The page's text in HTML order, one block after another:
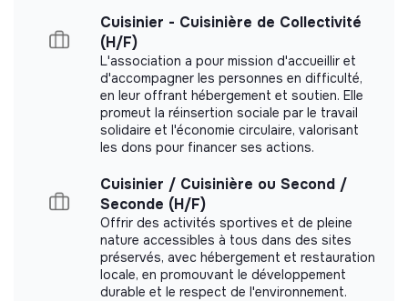
Avantages : -20% sur toute la boutique, prime possible
selon les performances, mutuelle prise en charge à 50%
Labels and certifications
This structure did not communicate to us the
labels or certifications that it was able to obtain.
Documents
Did not yet add a transparency document.
Cuisinier - Cuisinière de Collectivité
(H/F)
L'association a pour mission d'accueillir et
d'accompagner les personnes en difficulté,
en leur offrant hébergement et soutien. Elle
promeut la réinsertion sociale par le travail
solidaire et l'économie circulaire, valorisant
les dons pour financer ses actions.
Cuisinier / Cuisinière ou Second /
Seconde (H/F)
Offrir des activités sportives et de pleine
nature accessibles à tous dans des sites
préservés, avec hébergement et restauration
locale, en promouvant le développement
durable et le respect de l'environnement.